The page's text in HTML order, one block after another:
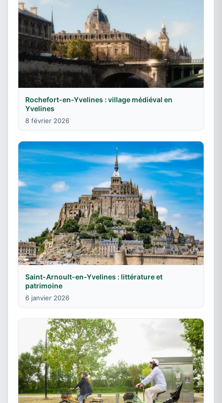
Rochefort-en-Yvelines : village médiéval en
Yvelines
8 février 2026
Saint-Arnoult-en-Yvelines : littérature et
patrimoine
6 janvier 2026